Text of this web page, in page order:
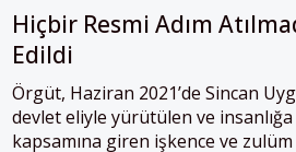
Hiçbir Resmi Adım
Edildi
Örgüt, Haziran 2021’de Sincan
devlet eliyle yürütülen ve insanlığa
kapsamına giren işkence ve zulüm